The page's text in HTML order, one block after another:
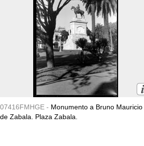
07416FMHGE - Monumento a Bruno Mauricio
de Zabala. Plaza Zabala.